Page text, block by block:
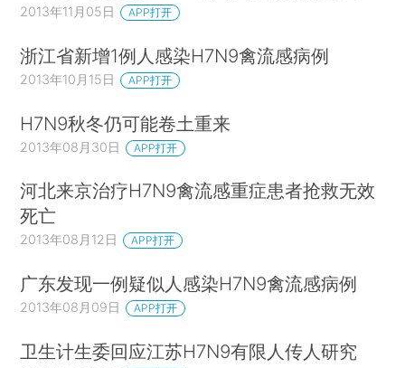
2013年11月05日 APP打开
浙江省新增1例人感染H7N9禽流感病例
2013年10月15日 APP打开
H7N9秋冬仍可能卷土重来
2013年08月30日 APP打开
河北来京治疗H7N9禽流感重症患者抢救无效
死亡
2013年08月12日 APP打开
广东发现一例疑似人感染H7N9禽流感病例
2013年08月09日 APP打开
卫生计生委回应江苏H7N9有限人传人研究